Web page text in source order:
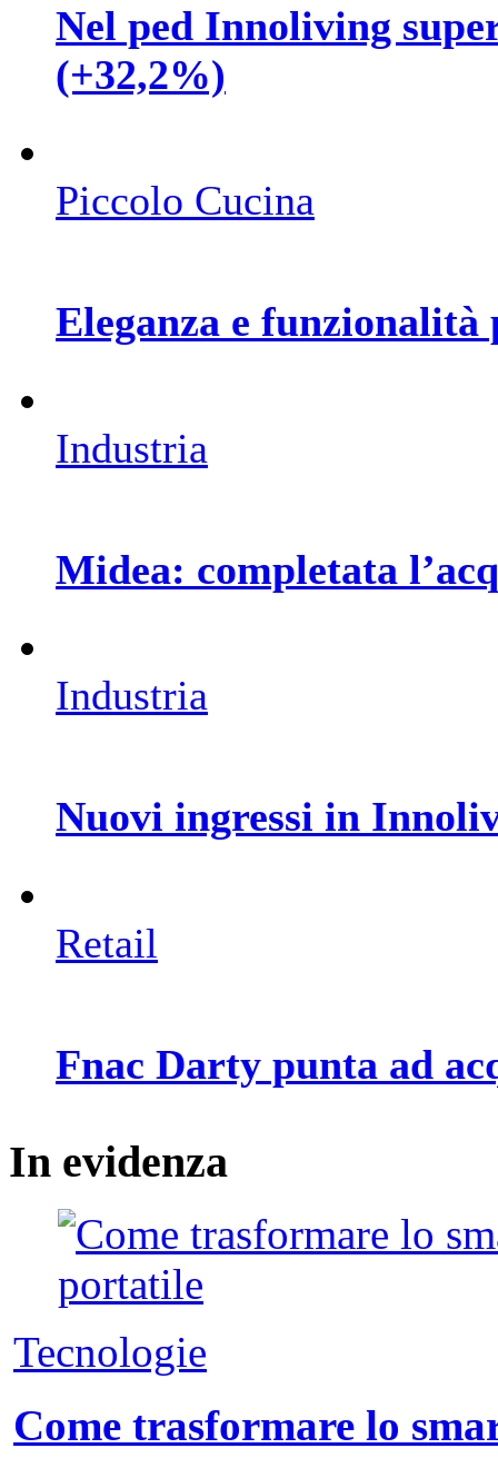
Nel ped Innoliving
(+32,2%)
Piccolo Cucina
Eleganza e
Industria
Midea: completata
Industria
Nuovi ingressi in
Retail
Fnac Darty punta ad
In evidenza
Tecnologie
Come trasformare lo